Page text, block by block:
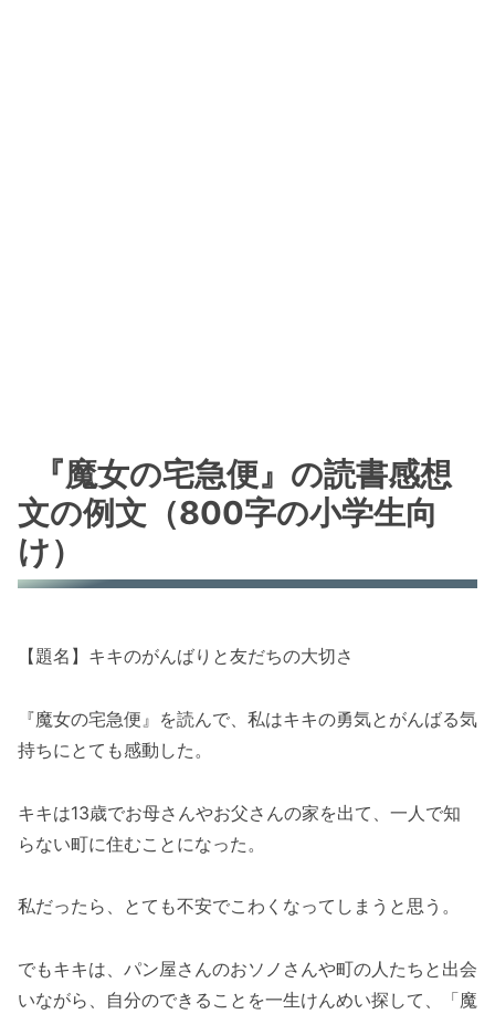
『魔女の宅急便』の読書感想
文の例文（800字の小学生向
け）
【題名】キキのがんばりと友だちの大切さ
『魔女の宅急便』を読んで、私はキキの勇気とがんばる気
持ちにとても感動した。
キキは13歳でお母さんやお父さんの家を出て、一人で知
らない町に住むことになった。
私だったら、とても不安でこわくなってしまうと思う。
でもキキは、パン屋さんのおソノさんや町の人たちと出会
いながら、自分のできることを一生けんめい探して、「魔